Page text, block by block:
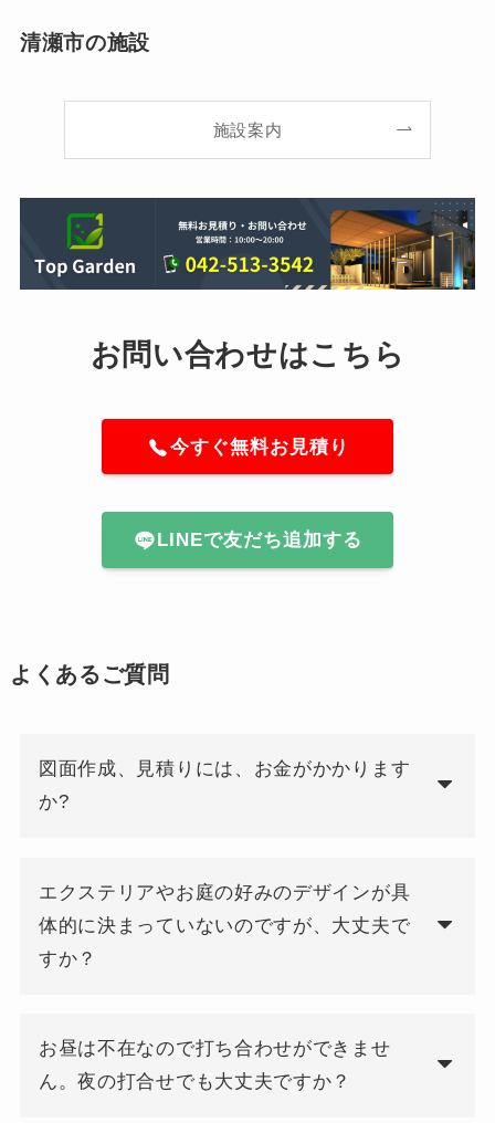
清瀬市の施設
施設案内
お問い合わせはこちら
今すぐ無料お見積り
LINEで友だち追加する
よくあるご質問
図面作成、見積りには、お金がかかります
か?
エクステリアやお庭の好みのデザインが具
体的に決まっていないのですが、大丈夫で
すか？
お昼は不在なので打ち合わせができませ
ん。夜の打合せでも大丈夫ですか？